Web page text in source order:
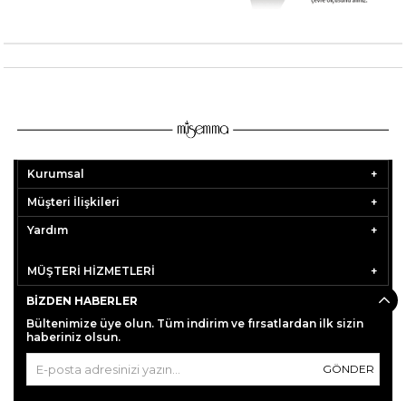
Kurumsal
Müşteri İlişkileri
Yardım
MÜŞTERİ HİZMETLERİ
BIZDEN HABERLER
Bültenimize üye olun. Tüm indirim ve fırsatlardan ilk sizin
haberiniz olsun.
GÖNDER